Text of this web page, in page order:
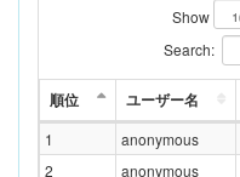
Show
Search:
順位 ユーザー名
1 anonymous
2
anonymous